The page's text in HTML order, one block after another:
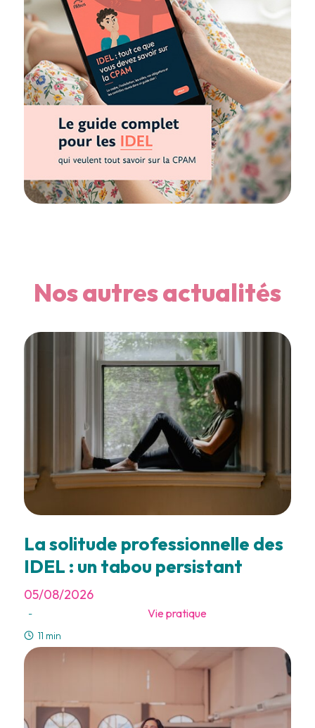
Nos autres actualités
La solitude professionnelle des
IDEL : un tabou persistant
05/08/2026
- Vie pratique
11 min